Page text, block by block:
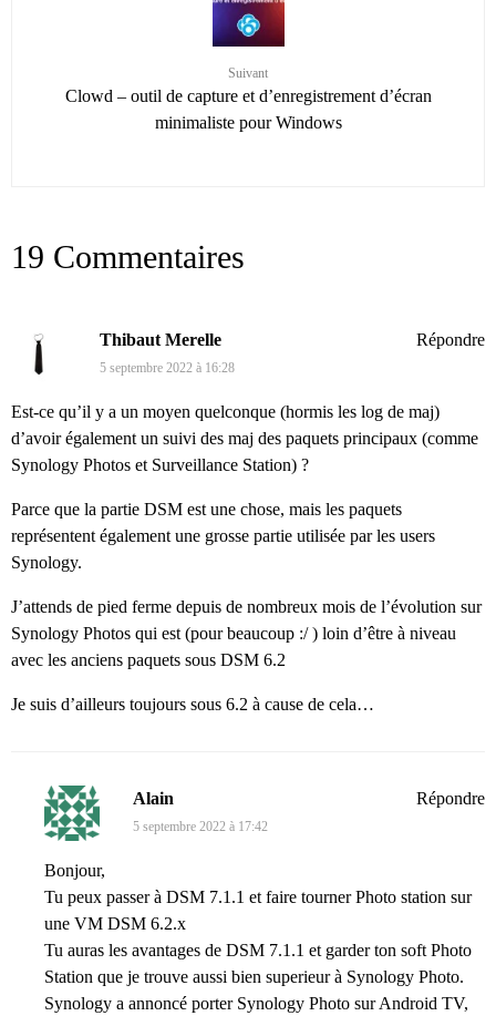
Suivant
Clowd – outil de capture et d’enregistrement d’écran
minimaliste pour Windows
19 Commentaires
Thibaut Merelle
5 septembre 2022 à 16:28
Est-ce qu’il y a un moyen quelconque (hormis les log de maj)
d’avoir également un suivi des maj des paquets principaux (comme
Synology Photos et Surveillance Station) ?
Parce que la partie DSM est une chose, mais les paquets
représentent également une grosse partie utilisée par les users
Synology.
J’attends de pied ferme depuis de nombreux mois de l’évolution sur
Synology Photos qui est (pour beaucoup :/ ) loin d’être à niveau
avec les anciens paquets sous DSM 6.2
Je suis d’ailleurs toujours sous 6.2 à cause de cela…
Répondre
Alain
5 septembre 2022 à 17:42
Bonjour,
Tu peux passer à DSM 7.1.1 et faire tourner Photo station sur
une VM DSM 6.2.x
Tu auras les avantages de DSM 7.1.1 et garder ton soft Photo
Station que je trouve aussi bien superieur à Synology Photo.
Synology a annoncé porter Synology Photo sur Android TV,
Répondre